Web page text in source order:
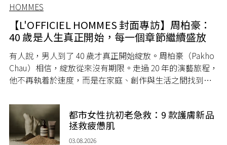
HOMMES
【L'OFFICIEL HOMMES 封面專訪】周柏豪：
40 歲是人生真正開始，每一個章節繼續盛放
有人說，男人到了 40 歲才真正開始綻放。周柏豪（Pakho
Chau）相信，綻放從來沒有期限。走過 20 年的演藝旅程，
他不再執着於速度，而是在家庭、創作與生活之間找到屬
都市女性抗初老急救：9 款護膚新品
拯救疲憊肌
03.08.2026